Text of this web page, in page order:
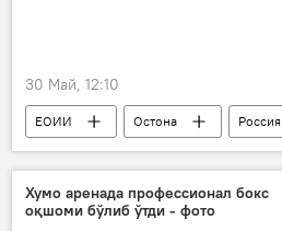
30 Май, 12:10
ЕОИИ Остона
Россия
ЕИК
Қозоғистон
Арманистон
Ўзбекистон ва ЕОИИ
Хумо аренада профессионал бокс
оқшоми бўлиб ўтди - фото